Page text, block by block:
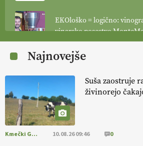
EKOloško = logično:
vinarsko posestvo
EKOloško = logično:
EKOloško = logično:
HOMAR
EKOloško = logično: VLOG Ekološko
Najnovejše
Suša zaostruje
živinorejo
Kmečki Glas 10.08.26 09:46 0